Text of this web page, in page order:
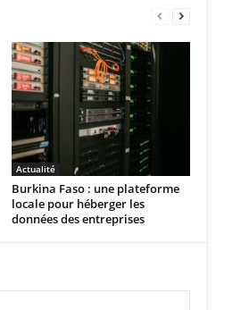
Actualité
Burkina Faso : une plateforme
locale pour héberger les
données des entreprises